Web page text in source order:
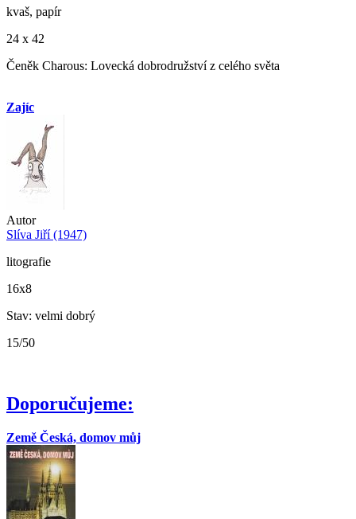
kvaš, papír
24 x 42
Čeněk Charous: Lovecká dobrodružství z celého světa
Zajíc
Autor
Slíva Jiří (1947)
litografie
16x8
Stav: velmi dobrý
15/50
Doporučujeme:
Země Česká, domov můj